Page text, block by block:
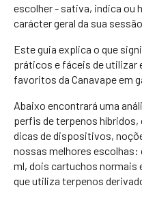
escolher - sativa, indica ou
carácter geral da sua
Este guia explica o que
práticos e fáceis de utilizar
favoritos da Canavape em
Abaixo encontrará uma
perfis de terpenos
dicas de dispositivos,
nossas melhores escolhas:
ml, dois cartuchos normais
que utiliza terpenos